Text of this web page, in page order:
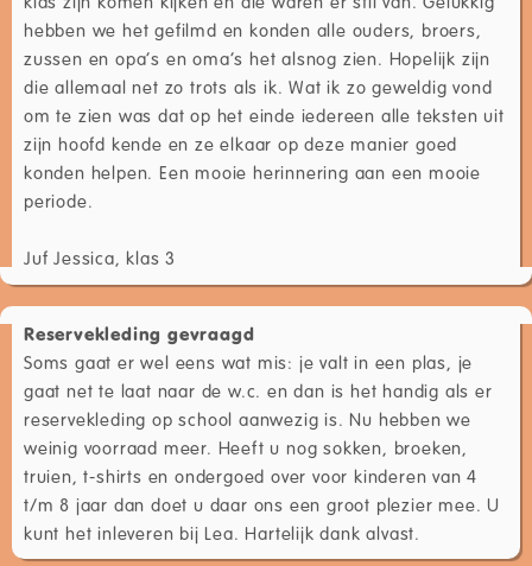
hebben we het gefilmd en konden alle ouders, broers,
zussen en opa’s en oma’s het alsnog zien. Hopelijk zijn
die allemaal net zo trots als ik. Wat ik zo geweldig vond
om te zien was dat op het einde iedereen alle teksten uit
zijn hoofd kende en ze elkaar op deze manier goed
konden helpen. Een mooie herinnering aan een mooie
periode.
Juf Jessica, klas 3
Reservekleding gevraagd
Soms gaat er wel eens wat mis: je valt in een plas, je
gaat net te laat naar de w.c. en dan is het handig als er
reservekleding op school aanwezig is. Nu hebben we
weinig voorraad meer. Heeft u nog sokken, broeken,
truien, t-shirts en ondergoed over voor kinderen van 4
t/m 8 jaar dan doet u daar ons een groot plezier mee. U
kunt het inleveren bij Lea. Hartelijk dank alvast.